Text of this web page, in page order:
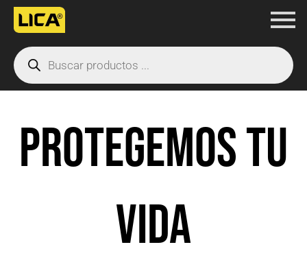
contenido
Products
search
PROTEGEMOS TU
VIDA